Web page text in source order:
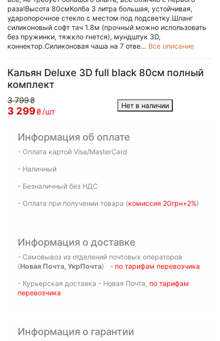
раза!Высота 80смКолба 3 литра большая, устойчивая,
ударопорочное стекло с местом под подсветку.Шланг
силиконовый софт тач 1.8м (прочный можно использовать
без пружинки, тяжкло гнется), мундштук 3D,
коннектор.Силиконовая чаша на 7 отве... Все описание
Кальян Deluxe 3D full black 80см полный
комплект
3 799₴
3 299₴/шт
Нет в наличии
Информация об оплате
- Оплата картой Visa/MasterCard
- Наличный
- Безналичный без НДС
- Оплата при получении товара (комиссия 20грн+2%)
Информация о доставке
- Самовывоз из отделений почтовых операторов
(Новая Почта, УкрПочта) - по тарифам перевозчика
- Курьерская доставка - Новая Почта, по тарифам
перевозчика
Информация о гарантии